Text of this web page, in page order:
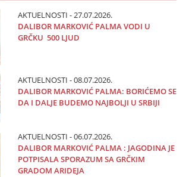
AKTUELNOSTI - 27.07.2026.
DALIBOR MARKOVIĆ PALMA VODI U
GRČKU 500 LJUD
AKTUELNOSTI - 08.07.2026.
DALIBOR MARKOVIĆ PALMA: BORIĆEMO SE
DA I DALJE BUDEMO NAJBOLJI U SRBIJI
AKTUELNOSTI - 06.07.2026.
DALIBOR MARKOVIĆ PALMA : JAGODINA JE
POTPISALA SPORAZUM SA GRČKIM
GRADOM ARIDEJA